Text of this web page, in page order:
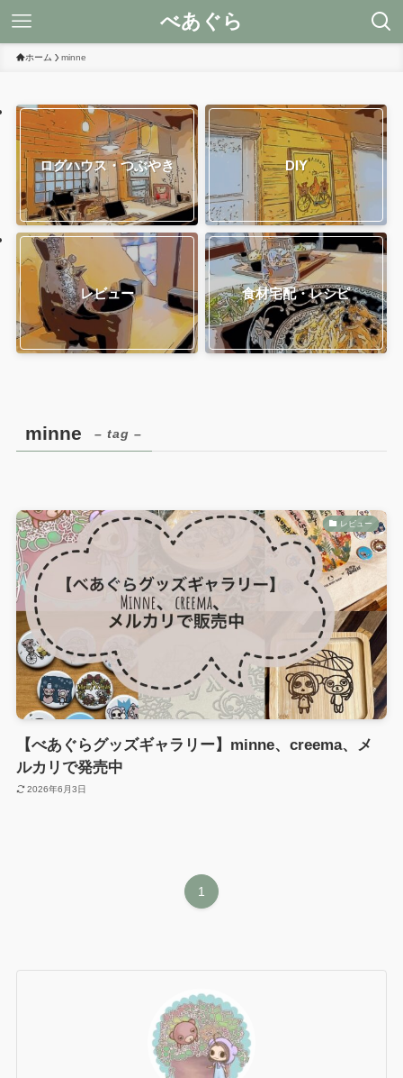
べあぐら
ホーム minne
ログハウス・つぶやき DIY
レビュー 食材宅配・レシピ
minne – tag –
レビュー
【べあぐらグッズギャラリー】minne、creema、メ
ルカリで発売中
2026年6月3日
1